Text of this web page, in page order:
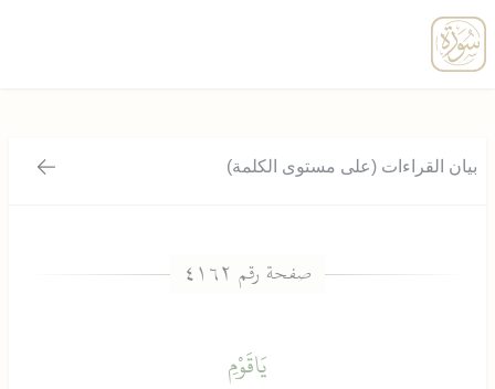
بيان القراءات (على مستوى الكلمة)
رجوع
يَاقَوْمِ